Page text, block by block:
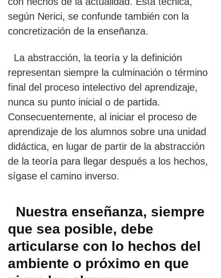
según Nerici, se confunde también con la
concretización de la enseñanza.
La abstracción, la teoría y la definición
representan siempre la culminación o término
final del proceso intelectivo del aprendizaje,
nunca su punto inicial o de partida.
Consecuentemente, al iniciar el proceso de
aprendizaje de los alumnos sobre una unidad
didáctica, en lugar de partir de la abstracción
de la teoría para llegar después a los hechos,
sígase el camino inverso.
Nuestra enseñanza, siempre
que sea posible, debe
articularse con lo hechos del
ambiente o próximo en que